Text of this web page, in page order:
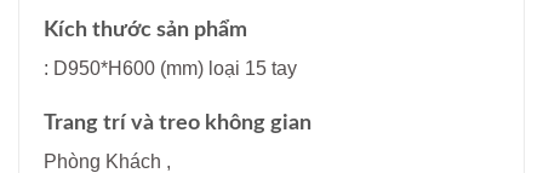
Kích thước sản phẩm
: D950*H600 (mm) loại 15 tay
Trang trí và treo không gian
Phòng Khách ,